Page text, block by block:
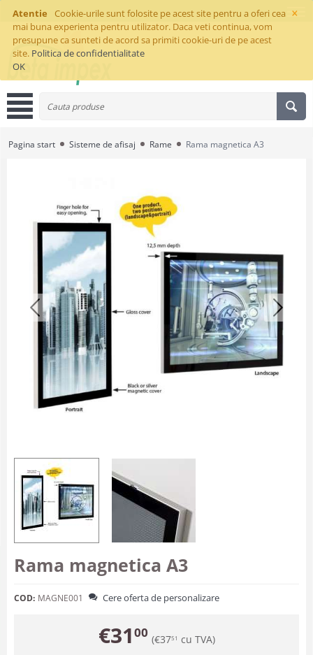
×
Atentie
Cookie-urile sunt folosite pe acest site pentru a oferi cea
mai buna experienta pentru utilizator. Daca veti continua, vom
presupune ca sunteti de acord sa primiti cookie-uri de pe acest
site. Politica de confidentialitate
OK
Pagina start Sisteme de afisaj Rame Rama magnetica A3
Rama magnetica A3
COD: MAGNE001 Cere oferta de personalizare
€3100 (€3751 cu TVA)